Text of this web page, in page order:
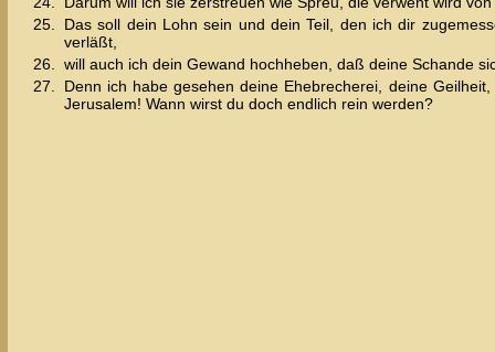
25.
Das soll dein Lohn sein und dein Teil, den ich dir
verläßt,
26.
will auch ich dein Gewand hochheben, daß deine Schande
27.
Denn ich habe gesehen deine Ehebrecherei, deine
Jerusalem! Wann wirst du doch endlich rein werden?